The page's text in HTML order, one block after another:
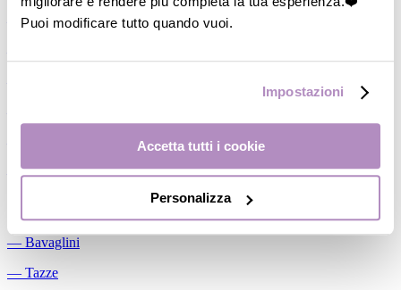
Puoi modificare tutto quando vuoi.
Impostazioni
Accetta tutti i cookie
Personalizza
―Succhietti
Conservalatte Materno
―Massaggiagengive
― Bavaglini
― Tazze